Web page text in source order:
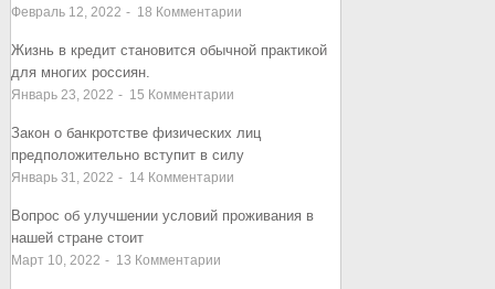
Февраль 12, 2022 - 18 Комментарии
Жизнь в кредит становится обычной практикой
для многих россиян.
Январь 23, 2022 - 15 Комментарии
Закон о банкротстве физических лиц
предположительно вступит в силу
Январь 31, 2022 - 14Комментарии
Вопрос об улучшении условий проживания в
нашей стране стоит
Март 10, 2022 - 13 Комментарии